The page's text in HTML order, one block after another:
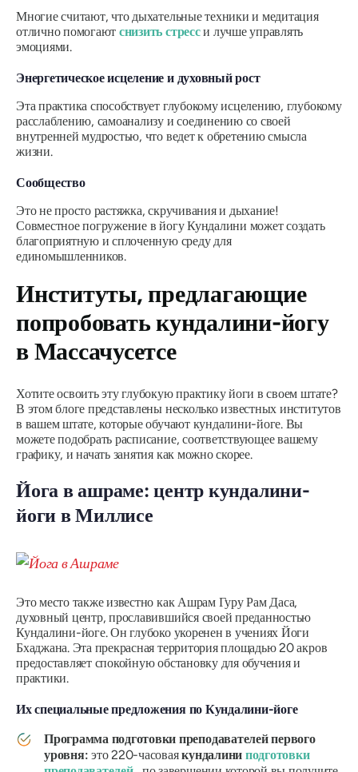
Многие считают, что дыхательные техники и медитация
отлично помогают снизить стресси лучше управлять
эмоциями.
Энергетическое исцеление и духовный рост
Эта практика способствует глубокому исцелению, глубокому
расслаблению, самоанализу и соединению со своей
внутренней мудростью, что ведет к обретению смысла
жизни.
Сообщество
Это не просто растяжка, скручивания и дыхание!
Совместное погружение в йогу Кундалини может создать
благоприятную и сплоченную среду для
единомышленников.
Институты, предлагающие
попробовать кундалини-йогу
в Массачусетсе
Хотите освоить эту глубокую практику йоги в своем штате?
В этом блоге представлены несколько известных институтов
в вашем штате, которые обучают кундалини-йоге. Вы
можете подобрать расписание, соответствующее вашему
графику, и начать занятия как можно скорее.
Йога в ашраме: центр кундалини-
йоги в Миллисе
Это место также известно как Ашрам Гуру Рам Даса,
духовный центр, прославившийся своей преданностью
Кундалини-йоге. Он глубоко укоренен в учениях Йоги
Бхаджана. Эта прекрасная территория площадью 20 акров
предоставляет спокойную обстановку для обучения и
практики.
Их специальные предложения по Кундалини-йоге
Программа подготовки преподавателей первого
уровня: это 220-часоваякундалини подготовки